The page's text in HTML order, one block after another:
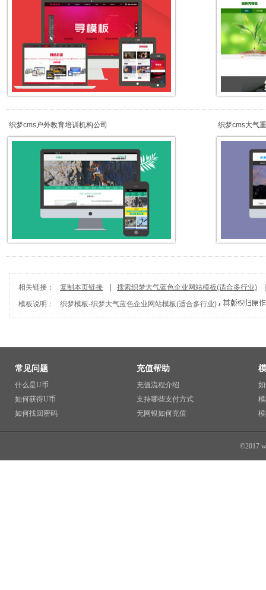
织梦cms户外教育培训机构公司 织梦cms大气
相关链接： 复制本页链接 搜索织梦大气蓝色企业网站模板(适合多行业)
模板说明：
织梦模板-织梦大气蓝色企业网站模板(适合多行业)
常见问题
什么是U币
如何获得U币
如何找回密码
充值帮助
充值流程介绍
支持哪些支付方式
无网银如何充值
©2017